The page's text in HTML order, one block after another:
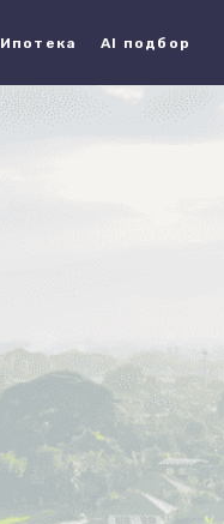
Ипотека AI подбор